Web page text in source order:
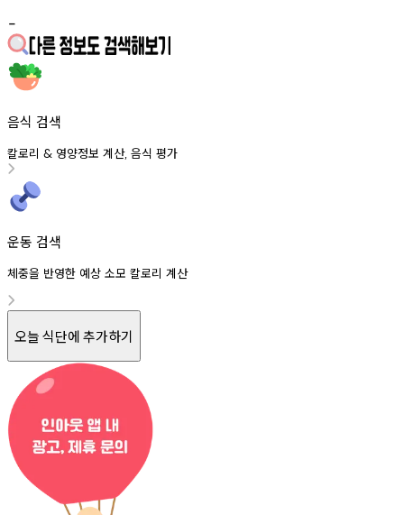
-
음식 검색
칼로리 & 영양정보 계산, 음식 평가
운동 검색
체중을 반영한 예상 소모 칼로리 계산
오늘 식단에 추가하기